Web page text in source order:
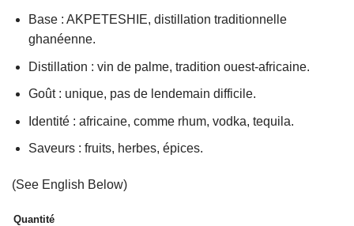
Base : AKPETESHIE, distillation traditionnelle
ghanéenne.
Distillation : vin de palme, tradition ouest-africaine.
Goût : unique, pas de lendemain difficile.
Identité : africaine, comme rhum, vodka, tequila.
Saveurs : fruits, herbes, épices.
(See English Below)
Quantité